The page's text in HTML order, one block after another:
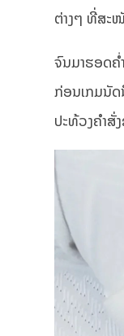
ຕ່າງໆ ທີ່ສະ
ຈົນມາຮອດຄໍ່
ກ່ອນເກມນັດ
ປະທ້ວງຄຳສັ່